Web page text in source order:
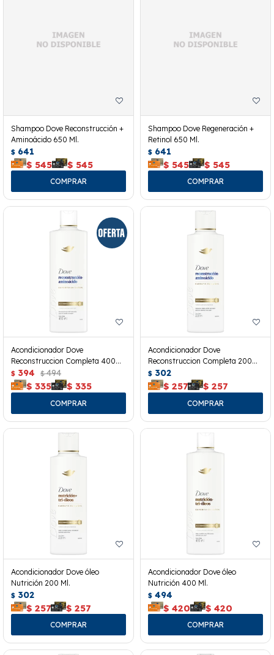
Shampoo Dove Reconstrucción +
Aminoácido 650 Ml.
$ 641
$ 545 $ 545
Shampoo Dove Regeneración +
Retinol 650 Ml.
$ 641
$ 545 $ 545
Acondicionador Dove
Reconstruccion Completa 400
Ml.
$ 394 $ 494
$ 335 $ 335
Acondicionador Dove
Reconstruccion Completa 200
Ml.
$ 302
$ 257 $ 257
Acondicionador Dove óleo
Nutrición 200 Ml.
$ 302
$ 257 $ 257
Acondicionador Dove óleo
Nutrición 400 Ml.
$ 494
$ 420 $ 420